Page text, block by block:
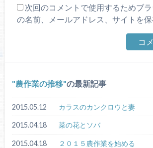
次回のコメントで使用するためブ
の名前、メールアドレス、サイトを保
農作業の推移 の最新記事
2015.05.12 カラスのカンクロウと妻
2015.04.18 菜の花とソバ
2015.04.18 ２０１５農作業を始める